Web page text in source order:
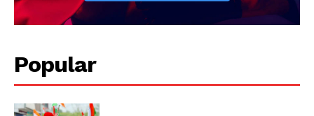
Popular